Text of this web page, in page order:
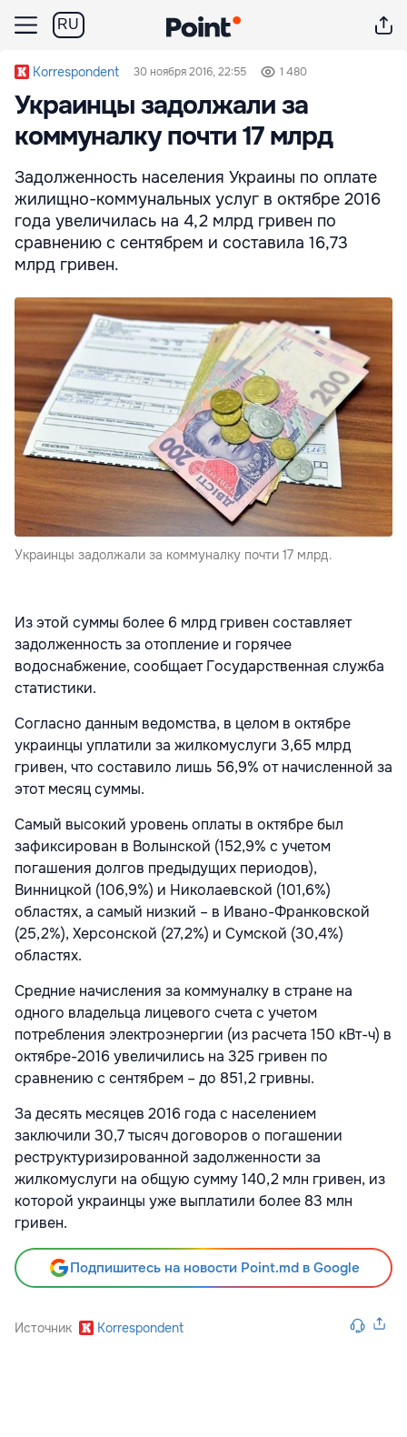
RU
Korrespondent 30 ноября 2016, 22:55 1 480
Украинцы задолжали за
коммуналку почти 17 млрд
Задолженность населения Украины по оплате
жилищно-коммунальных услуг в октябре 2016
года увеличилась на 4,2 млрд гривен по
сравнению с сентябрем и составила 16,73
млрд гривен.
Украинцы задолжали за коммуналку почти 17 млрд.
Из этой суммы более 6 млрд гривен составляет
задолженность за отопление и горячее
водоснабжение, сообщает Государственная служба
статистики.
Согласно данным ведомства, в целом в октябре
украинцы уплатили за жилкомуслуги 3,65 млрд
гривен, что составило лишь 56,9% от начисленной за
этот месяц суммы.
Самый высокий уровень оплаты в октябре был
зафиксирован в Волынской (152,9% с учетом
погашения долгов предыдущих периодов),
Винницкой (106,9%) и Николаевской (101,6%)
областях, а самый низкий – в Ивано-Франковской
(25,2%), Херсонской (27,2%) и Сумской (30,4%)
областях.
Средние начисления за коммуналку в стране на
одного владельца лицевого счета с учетом
потребления электроэнергии (из расчета 150 кВт-ч) в
октябре-2016 увеличились на 325 гривен по
сравнению с сентябрем – до 851,2 гривны.
За десять месяцев 2016 года с населением
заключили 30,7 тысяч договоров о погашении
реструктуризированной задолженности за
жилкомуслуги на общую сумму 140,2 млн гривен, из
которой украинцы уже выплатили более 83 млн
гривен.
Подпишитесь на новости Point.md в Google
Источник Korrespondent